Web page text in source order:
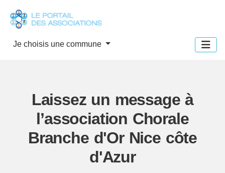
Je choisis une commune
Laissez un message à
l’association Chorale
Branche d'Or Nice côte
d'Azur